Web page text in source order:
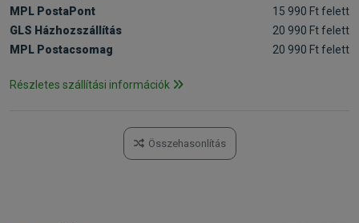
MPL PostaPont
15 990 Ft felett
GLS Házhozszállítás
20 990 Ft felett
MPL Postacsomag
20 990 Ft felett
Részletes szállítási információk
Összehasonlítás